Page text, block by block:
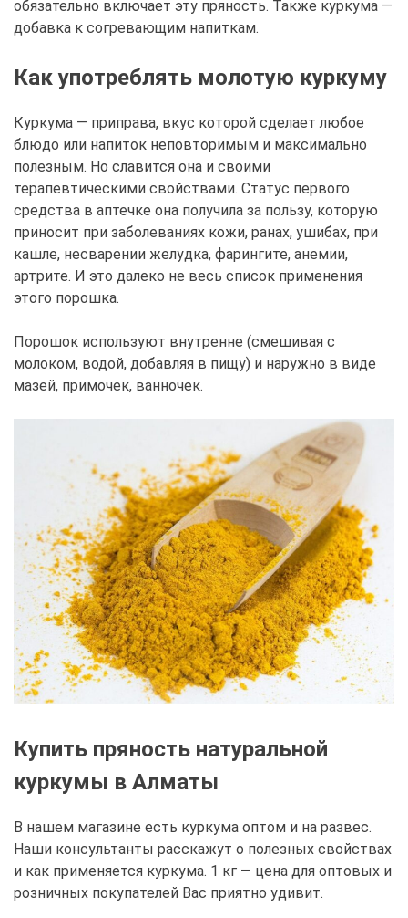
обязательно включает эту пряность. Также куркума —
добавка к согревающим напиткам.
Как употреблять молотую куркуму
Куркума — приправа, вкус которой сделает любое
блюдо или напиток неповторимым и максимально
полезным. Но славится она и своими
терапевтическими свойствами. Статус первого
средства в аптечке она получила за пользу, которую
приносит при заболеваниях кожи, ранах, ушибах, при
кашле, несварении желудка, фарингите, анемии,
артрите. И это далеко не весь список применения
этого порошка.
Порошок используют внутренне (смешивая с
молоком, водой, добавляя в пищу) и наружно в виде
мазей, примочек, ванночек.
Купить пряность натуральной
куркумы в Алматы
В нашем магазине есть куркума оптом и на развес.
Наши консультанты расскажут о полезных свойствах
и как применяется куркума. 1 кг — цена для оптовых и
розничных покупателей Вас приятно удивит.